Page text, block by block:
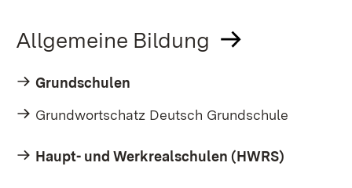
Allgemeine Bildung
Grundschulen
Grundwortschatz Deutsch Grundschule
Haupt- und Werkrealschulen (HWRS)